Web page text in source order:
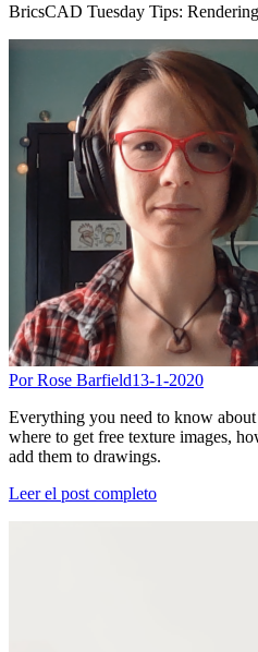
BricsCAD Tuesday Tips:
Por Rose Barfield13-1-2020
Everything you need to know
where to get free texture images,
add them to drawings.
Leer el post completo